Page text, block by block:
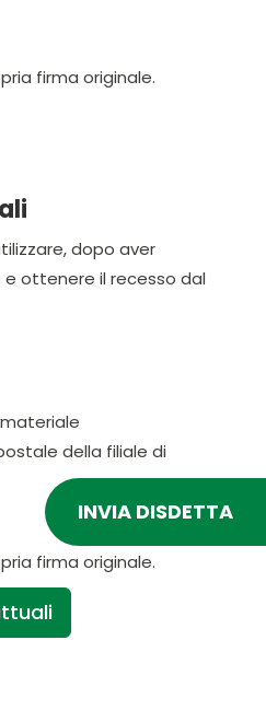
firma originale.
dopo aver
ottenere il recesso dal
della filiale di
firma originale.
INVIA DISDETTA